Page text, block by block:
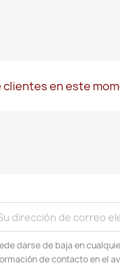
clientes en este
darse de baja en
de contacto en el